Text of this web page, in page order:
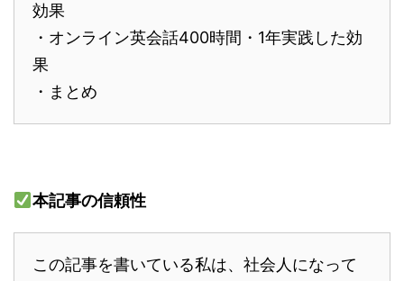
効果
・オンライン英会話400時間・1年実践した効
果
・まとめ
本記事の信頼性
この記事を書いている私は、社会人になって